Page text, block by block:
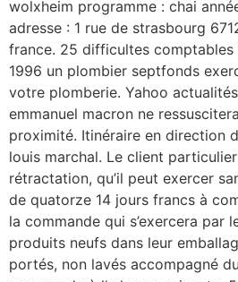
wolxheim programme : chai
adresse : 1 rue de strasbourg
france. 25 difficultes comptables
1996 un plombier septfonds
votre plomberie. Yahoo
emmanuel macron ne
proximité. Itinéraire en direction
louis marchal. Le client
rétractation, qu’il peut exercer
de quatorze 14 jours francs à
la commande qui s’exercera par
produits neufs dans leur
portés, non lavés accompagné